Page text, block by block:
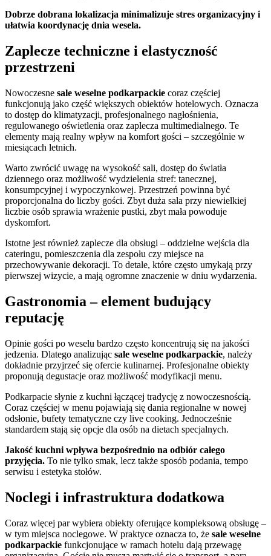
Dobrze dobrana lokalizacja minimalizuje stres organizacyjny i
ułatwia koordynację dnia wesela.
Zaplecze techniczne i elastyczność
przestrzeni
Nowoczesne sale weselne podkarpackie coraz częściej
funkcjonują jako część większych obiektów hotelowych. Oznacza
to dostęp do klimatyzacji, profesjonalnego nagłośnienia,
regulowanego oświetlenia oraz zaplecza multimedialnego. Te
elementy mają realny wpływ na komfort gości – szczególnie w
miesiącach letnich.
Warto zwrócić uwagę na wysokość sali, dostęp do światła
dziennego oraz możliwość wydzielenia stref: tanecznej,
konsumpcyjnej i wypoczynkowej. Przestrzeń powinna być
proporcjonalna do liczby gości. Zbyt duża sala przy niewielkiej
liczbie osób sprawia wrażenie pustki, zbyt mała powoduje
dyskomfort.
Istotne jest również zaplecze dla obsługi – oddzielne wejścia dla
cateringu, pomieszczenia dla zespołu czy miejsce na
przechowywanie dekoracji. To detale, które często umykają przy
pierwszej wizycie, a mają ogromne znaczenie w dniu wydarzenia.
Gastronomia – element budujący
reputację
Opinie gości po weselu bardzo często koncentrują się na jakości
jedzenia. Dlatego analizując sale weselne podkarpackie, należy
dokładnie przyjrzeć się ofercie kulinarnej. Profesjonalne obiekty
proponują degustacje oraz możliwość modyfikacji menu.
Podkarpacie słynie z kuchni łączącej tradycję z nowoczesnością.
Coraz częściej w menu pojawiają się dania regionalne w nowej
odsłonie, bufety tematyczne czy live cooking. Jednocześnie
standardem stają się opcje dla osób na dietach specjalnych.
Jakość kuchni wpływa bezpośrednio na odbiór całego
przyjęcia. To nie tylko smak, lecz także sposób podania, tempo
serwisu i estetyka stołów.
Noclegi i infrastruktura dodatkowa
Coraz więcej par wybiera obiekty oferujące kompleksową obsługę –
w tym miejsca noclegowe. W praktyce oznacza to, że sale weselne
podkarpackie funkcjonujące w ramach hotelu dają przewagę